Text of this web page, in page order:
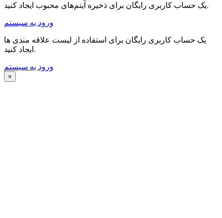
یک حساب کاربری رایگان برای ذخیره آیتم‌های محبوب ایجاد کنید.
ورود به سیستم
یک حساب کاربری رایگان برای استفاده از لیست علاقه مندی ها
ایجاد کنید.
ورود به سیستم
×